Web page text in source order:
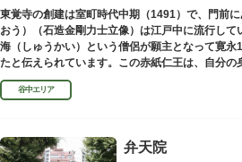
東覚寺の創建は室町時代中期（1491）で、門前
おう）（石造金剛力士立像）は江戸中に流行して
海（しゅうかい）という僧侶が願主となって寛
たと伝えられています。この赤紙仁王は、自分の
ば、仁王像の同じところに赤紙を貼ると病気が治
谷中エリア
弁天院